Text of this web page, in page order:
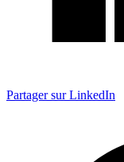
Partager sur LinkedIn